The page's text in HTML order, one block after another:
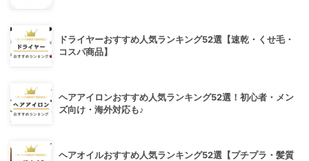
ドライヤーおすすめ人気ランキング52選【速乾・くせ毛・
コスパ商品】
ヘアアイロンおすすめ人気ランキング52選！初心者・メン
ズ向け・海外対応も♪
ヘアオイルおすすめ人気ランキング52選【プチプラ・髪質